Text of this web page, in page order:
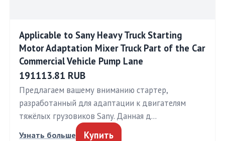
Applicable to Sany Heavy Truck Starting
Motor Adaptation Mixer Truck Part of the Car
Commercial Vehicle Pump Lane
191113.81 RUB
Предлагаем вашему вниманию стартер,
разработанный для адаптации к двигателям
тяжёлых грузовиков Sany. Данная д…
Узнать больше Купить